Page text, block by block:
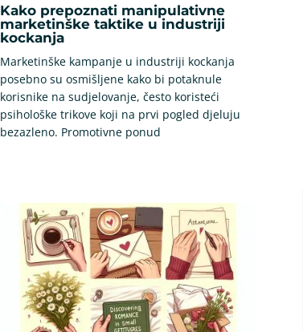
Kako prepoznati manipulativne
marketinške taktike u industriji
kockanja
Marketinške kampanje u industriji kockanja
posebno su osmišljene kako bi potaknule
korisnike na sudjelovanje, često koristeći
psihološke trikove koji na prvi pogled djeluju
bezazleno. Promotivne ponud